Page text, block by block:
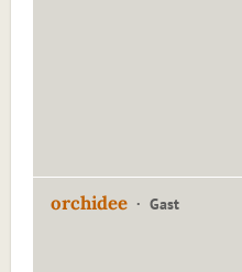
orchidee Gast